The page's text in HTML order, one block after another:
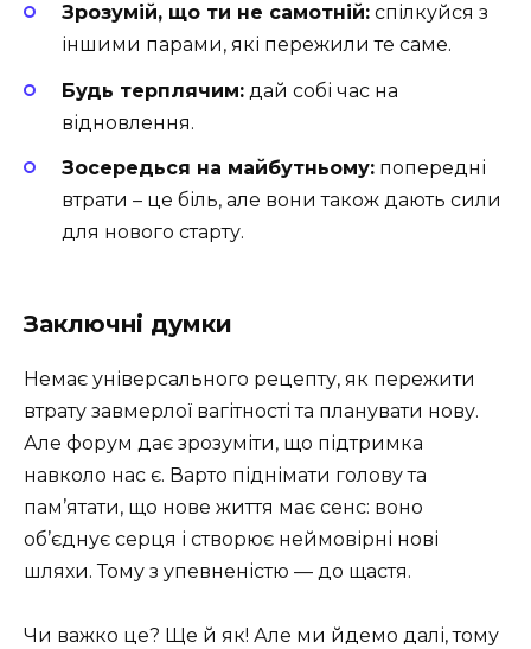
Зрозумій, що ти не самотній: спілкуйся з
іншими парами, які пережили те саме.
Будь терплячим: дай собі час на
відновлення.
Зосередься на майбутньому: попередні
втрати – це біль, але вони також дають сили
для нового старту.
Заключні думки
Немає універсального рецепту, як пережити
втрату завмерлої вагітності та планувати нову.
Але форум дає зрозуміти, що підтримка
навколо нас є. Варто піднімати голову та
пам’ятати, що нове життя має сенс: воно
об’єднує серця і створює неймовірні нові
шляхи. Тому з упевненістю — до щастя.
Чи важко це? Ще й як! Але ми йдемо далі, тому